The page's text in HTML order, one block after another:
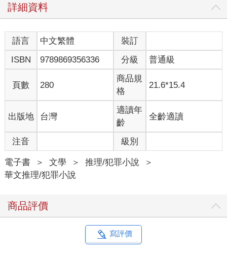
邊的輕巧免洗傘，再從雜物堆底下翻出一支厚重的大型雨傘。一
如果當初答應對方的提議，任對方進駐甚至管控公司，提供資金
和行銷資源，是否就不會走到今天這一步？他搖搖頭，驅走這些
想法，人生哪來那麼多如果，至少自己的初衷是好的，接下來只
要找到合適的殺手，完成預定計畫，那些被自己連累的家人、部
他揉揉疲憊的眼睛，振奮精神，準備繼續查找資料，聽到外面下
望著窗外雨景，他突然懷念起還討厭雨天的日子。
□
回家後，開始在門口張貼起「晴天六折，雨天八折」的廣告，說
是比人家還要便宜兩折，必然能招徠更多生意。結果果真吸引不
少人來跨縣市來購買。伍仁實曾聽到母親私下問父親「這樣不會
賠本嗎？」父親回答說：「只要把定價調高就好啦！」因此生意
詳細資料
語言 中文繁體
裝訂
ISBN
9789869356336 分級 普通級
頁數 280
商品規
格
21.6*15.4
出版地 台灣
適讀年
齡
全齡適讀
注音 級別
電子書 ＞ 文學 ＞ 推理/犯罪小說
＞
華文推理/犯罪小說
商品評價
寫評價